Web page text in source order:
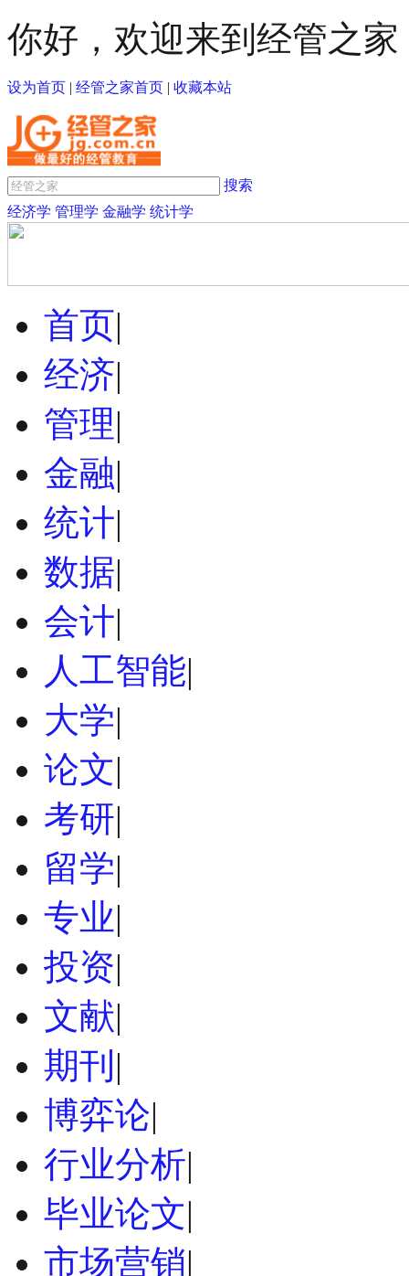
你好，欢迎来到经管之家
设为首页 | 经管之家首页 | 收藏本站
搜索
经济学 管理学 金融学 统计学
首页|
经济|
管理|
金融|
统计|
数据|
会计|
人工智能|
大学|
论文|
考研|
留学|
专业|
投资|
文献|
期刊 |
博弈论|
行业分析|
毕业论文|
市场营销|